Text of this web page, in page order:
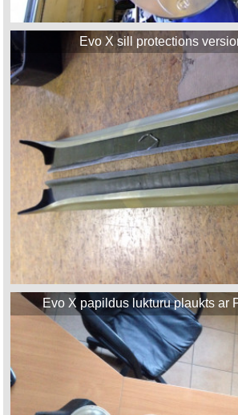
Evo X sill protections
Evo X papildus lukturu plaukts ar